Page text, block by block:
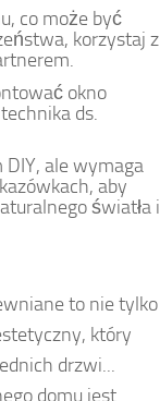
co może być
korzystaj z
okno
ds.
ale wymaga
aby
światła i
to nie tylko
który
drzwi...
domu jest